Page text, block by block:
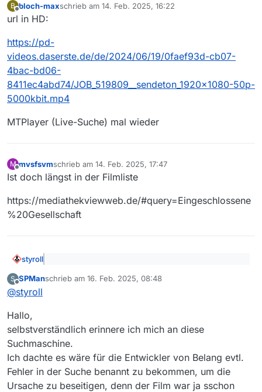
B
Offline
bloch-maxschrieb am 14. Feb. 2025, 16:22
zuletzt editiert von
url in HD:
https://pd-
videos.daserste.de/de/2024/06/19/0faef93d-cb07-
4bac-bd06-
8411ec4abd74/JOB_519809__sendeton_1920x1080-50p-
5000kbit.mp4
MTPlayer (Live-Suche) mal wieder
M
Offline
mvsfsvmschrieb am 14. Feb. 2025, 17:47
zuletzt editiert von
Ist doch längst in der Filmliste
https://mediathekviewweb.de/#query=Eingeschlossene
%20Gesellschaft
styroll
leider finde ich o.g. Sendung nicht.
S
Offline
SPManschrieb am 16. Feb. 2025, 08:48
zuletzt editiert von
@styroll
Hallo,
selbstverständlich erinnere ich mich an diese
Suchmaschine.
Ich dachte es wäre für die Entwickler von Belang evtl.
Fehler in der Suche benannt zu bekommen, um die
Ursache zu beseitigen, denn der Film war ja sschon